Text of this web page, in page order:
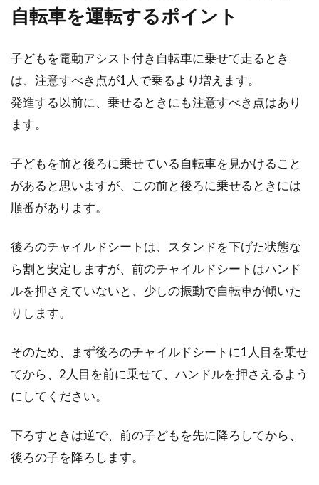
自転車を運転するポイント
子どもを電動アシスト付き自転車に乗せて走るとき
は、注意すべき点が1人で乗るより増えます。
発進する以前に、乗せるときにも注意すべき点はあり
ます。
子どもを前と後ろに乗せている自転車を見かけること
があると思いますが、この前と後ろに乗せるときには
順番があります。
後ろのチャイルドシートは、スタンドを下げた状態な
ら割と安定しますが、前のチャイルドシートはハンド
ルを押さえていないと、少しの振動で自転車が傾いた
りします。
そのため、まず後ろのチャイルドシートに1人目を乗せ
てから、2人目を前に乗せて、ハンドルを押さえるよう
にしてください。
下ろすときは逆で、前の子どもを先に降ろしてから、
後ろの子を降ろします。